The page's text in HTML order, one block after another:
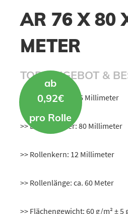
ab
0,92€
pro Rolle
AR 76 X 80
METER
TOP-ANGEBOT &
>> Rollenbreite: 76 Millimeter
>> Durchmesser: 80 Millimeter
>> Rollenkern: 12 Millimeter
>> Rollenlänge: ca. 60 Meter
>> Flächengewicht: 60 g/m² ± 5